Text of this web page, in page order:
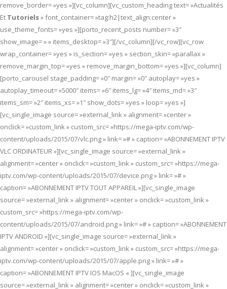
remove_border= »yes »][vc_column][vc_custom_heading text= »Actualités
Et Tutoriels» font_container= »tag:h2|text_align:center »
use_theme_fonts= »yes »][porto_recent_posts number= »3″
show_image= » » items_desktop= »3″][/vc_column][/vc_row][vc_row
wrap_container= »yes » is_section= »yes » section_skin= »parallax »
remove_margin_top= »yes » remove_margin_bottom= »yes »][vc_column]
[porto_carousel stage_padding= »0″ margin= »0″ autoplay= »yes »
autoplay_timeout= »5000″ items= »6″ items_lg= »4″ items_md= »3″
items_sm= »2″ items_xs= »1″ show_dots= »yes » loop= »yes »]
[vc_single_image source= »external_link » alignment= »center »
onclick= »custom_link » custom_src= »https://mega-iptv.com/wp-
content/uploads/2015/07/vlc.png » link= »# » caption= »ABONNEMENT IPTV
VLC ORDINATEUR »][vc_single_image source= »external_link »
alignment= »center » onclick= »custom_link » custom_src= »https://mega-
iptv.com/wp-content/uploads/2015/07/device.png » link= »# »
caption= »ABONNEMENT IPTV TOUT APPAREIL »][vc_single_image
source= »external_link » alignment= »center » onclick= »custom_link »
custom_src= »https://mega-iptv.com/wp-
content/uploads/2015/07/android.png » link= »# » caption= »ABONNEMENT
IPTV ANDROID »][vc_single_image source= »external_link »
alignment= »center » onclick= »custom_link » custom_src= »https://mega-
iptv.com/wp-content/uploads/2015/07/apple.png » link= »# »
caption= »ABONNEMENT IPTV IOS MacOS « ][vc_single_image
source= »external_link » alignment= »center » onclick= »custom_link »